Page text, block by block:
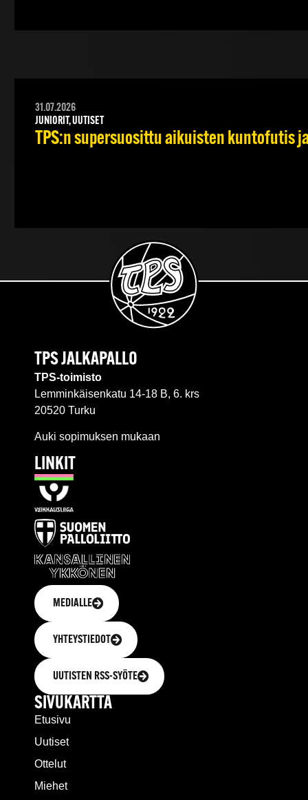
31.07.2026
JUNIORIT, UUTISET
TPS:n supersuosittu aikuisten kuntofutis
TPS JALKAPALLO
TPS-toimisto
Lemminkäisenkatu 14-18 B, 6. krs
20520 Turku
Auki sopimuksen mukaan
LINKIT
MEDIALLE
YHTEYSTIEDOT
UUTISTEN RSS-SYÖTE
SIVUKARTTA
Etusivu
Uutiset
Ottelut
Miehet